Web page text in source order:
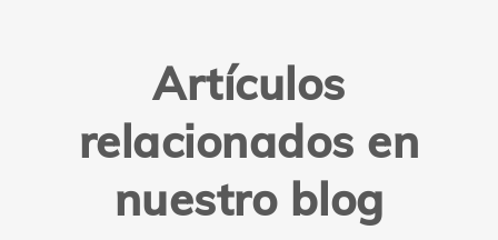
Artículos
relacionados en
nuestro blog